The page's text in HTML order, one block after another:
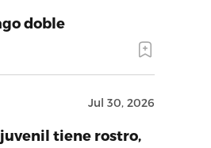
doble
Jul 30, 2026
tiene rostro,